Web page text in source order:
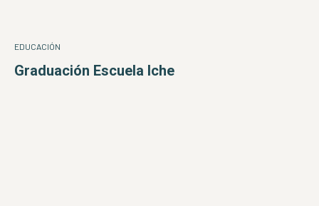
EDUCACIÓN
Graduación Escuela Iche